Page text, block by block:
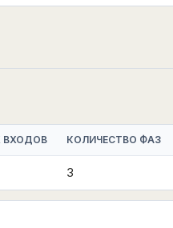
ВХОДОВ КОЛИЧЕСТВО ФАЗ
3